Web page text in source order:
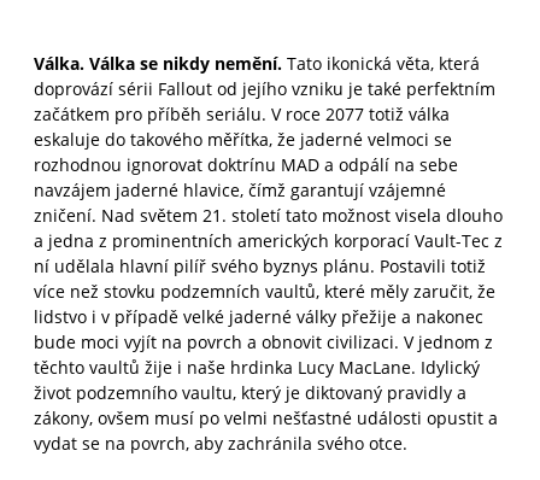
Válka. Válka se nikdy nemění. Tato ikonická věta, která
doprovází sérii Fallout od jejího vzniku je také perfektním
začátkem pro příběh seriálu. V roce 2077 totiž válka
eskaluje do takového měřítka, že jaderné velmoci se
rozhodnou ignorovat doktrínu MAD a odpálí na sebe
navzájem jaderné hlavice, čímž garantují vzájemné
zničení. Nad světem 21. století tato možnost visela dlouho
a jedna z prominentních amerických korporací Vault-Tec z
ní udělala hlavní pilíř svého byznys plánu. Postavili totiž
více než stovku podzemních vaultů, které měly zaručit, že
lidstvo i v případě velké jaderné války přežije a nakonec
bude moci vyjít na povrch a obnovit civilizaci. V jednom z
těchto vaultů žije i naše hrdinka Lucy MacLane. Idylický
život podzemního vaultu, který je diktovaný pravidly a
zákony, ovšem musí po velmi nešťastné události opustit a
vydat se na povrch, aby zachránila svého otce.